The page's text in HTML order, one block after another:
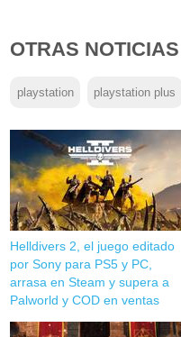
OTRAS
playstation playstation plus
Helldivers 2, el juego editado
por Sony para PS5 y PC,
arrasa en Steam y supera a
Palworld y COD en ventas